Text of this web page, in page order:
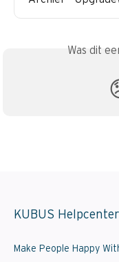
Was dit
KUBUS Helpcenter
Make People Happy